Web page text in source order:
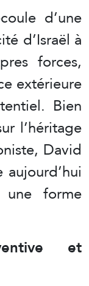
d’une
d’Israël à
forces,
extérieure
Bien
l’héritage
David
forme
et